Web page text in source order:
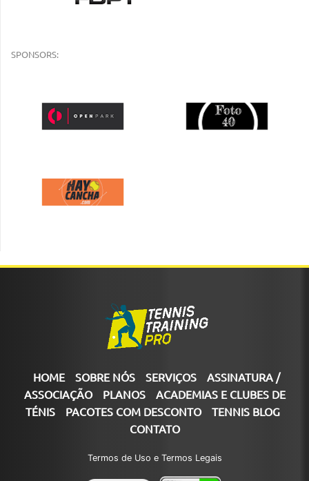
SPONSORS:
HOME SOBRE NÓS SERVIÇOS
ASSINATURA /
ASSOCIAÇÃO
PLANOS
ACADEMIAS E CLUBES DE
TÉNIS
PACOTES COM DESCONTO
TENNIS BLOG
CONTATO
Termos de Uso e Termos Legais